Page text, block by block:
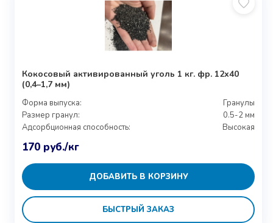
Кокосовый активированный уголь 1 кг. фр. 12х40
(0,4–1,7 мм)
Форма выпуска:
Гранулы
Размер гранул:
0.5-2 мм
Адсорбционная способность:
Высокая
170 руб./кг
ДОБАВИТЬ В КОРЗИНУ
БЫСТРЫЙ ЗАКАЗ